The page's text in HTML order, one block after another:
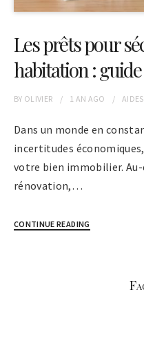
Les prêts pour
habitation :
BY OLIVIER 1 AN AGO
Dans un monde en
incertitudes
votre bien immobilier.
rénovation,…
CONTINUE READING